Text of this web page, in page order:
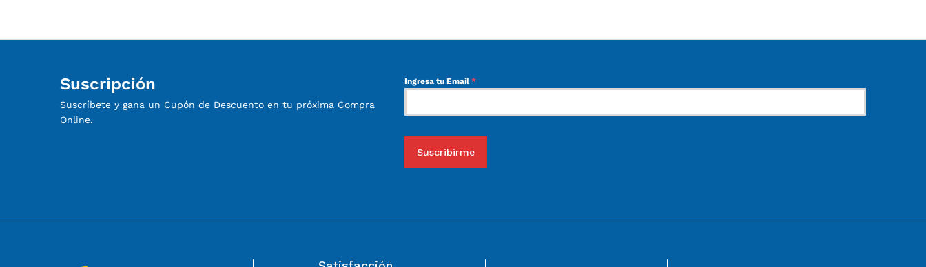
Suscripción
Suscríbete y gana un Cupón de Descuento en tu próxima Compra
Online.
Ingresa tu Email *
Suscribirme